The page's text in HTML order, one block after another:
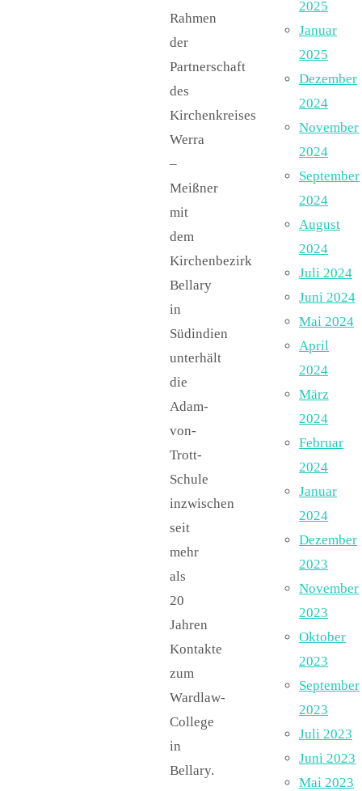
Rahmen
der
Partnerschaft
des
Kirchenkreises
Werra
–
Meißner
mit
dem
Kirchenbezirk
Bellary
in
Südindien
unterhält
die
Adam-
von-
Trott-
Schule
inzwischen
seit
mehr
als
20
Jahren
Kontakte
zum
Wardlaw-
College
in
Bellary.
2025
Januar
2025
Dezember
2024
November
2024
September
2024
August
2024
Juli 2024
Juni 2024
Mai 2024
April
2024
März
2024
Februar
2024
Januar
2024
Dezember
2023
November
2023
Oktober
2023
September
2023
Juli 2023
Juni 2023
Mai 2023